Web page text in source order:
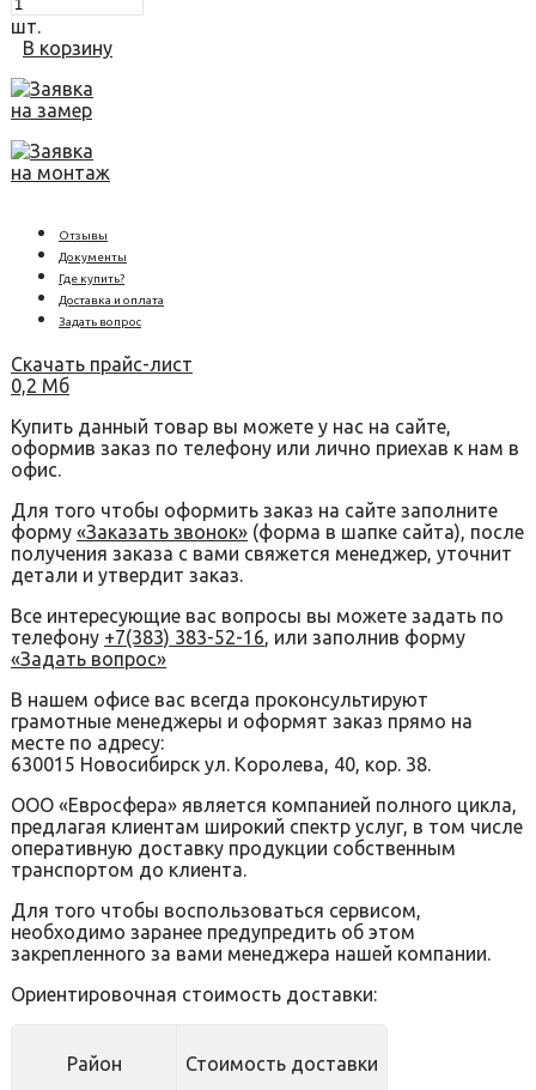
шт.
В корзину
Заявка
на замер
Заявка
на монтаж
Отзывы
Документы
Где купить?
Доставка и оплата
Задать вопрос
Скачать прайс-лист
0,2 Мб
Купить данный товар вы можете у нас на сайте,
оформив заказ по телефону или лично приехав к нам в
офис.
Для того чтобы оформить заказ на сайте заполните
форму «Заказать звонок» (форма в шапке сайта), после
получения заказа с вами свяжется менеджер, уточнит
детали и утвердит заказ.
Все интересующие вас вопросы вы можете задать по
телефону +7(383) 383-52-16, или заполнив форму
«Задать вопрос»
В нашем офисе вас всегда проконсультируют
грамотные менеджеры и оформят заказ прямо на
месте по адресу:
630015 Новосибирск ул. Королева, 40, кор. 38.
ООО «Евросфера» является компанией полного цикла,
предлагая клиентам широкий спектр услуг, в том числе
оперативную доставку продукции собственным
транспортом до клиента.
Для того чтобы воспользоваться сервисом,
необходимо заранее предупредить об этом
закрепленного за вами менеджера нашей компании.
Ориентировочная стоимость доставки:
Район Стоимость доставки